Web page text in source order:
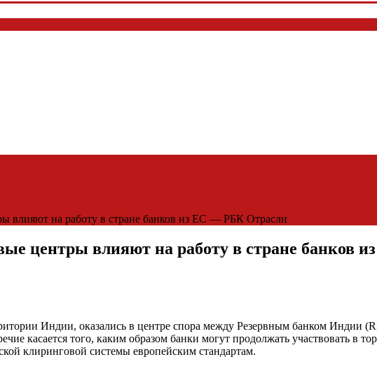
влияют на работу в стране банков из ЕС — РБК Отрасли
центры влияют на работу в стране банков
Индии, оказались в центре спора между Резервным банком
касается того, каким образом банки могут продолжать участвовать в
клиринговой системы европейским стандартам.